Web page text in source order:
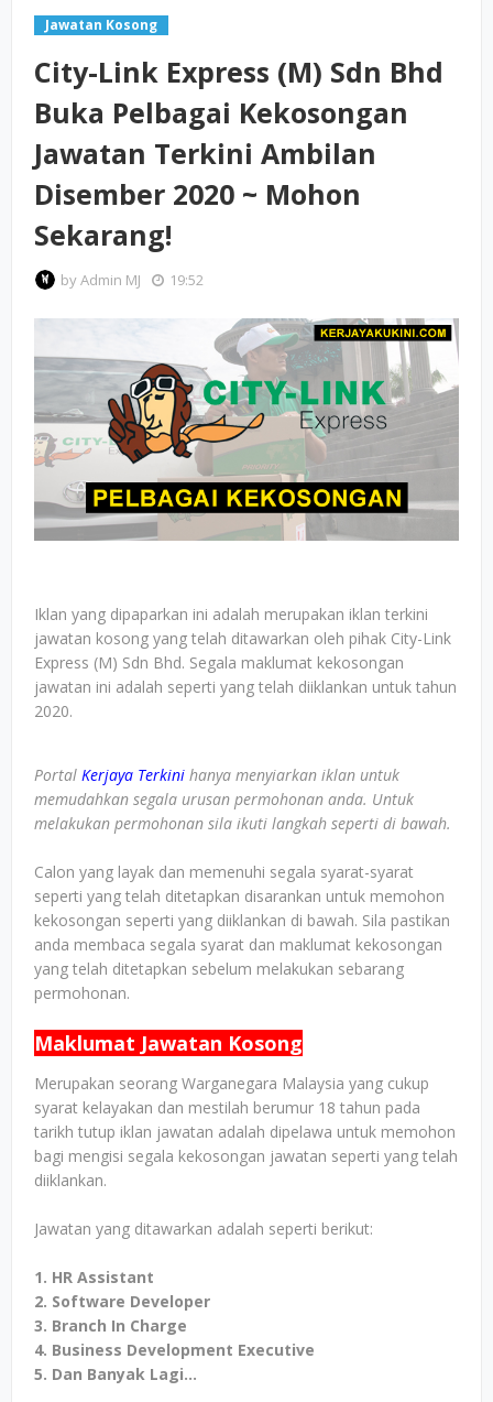
Jawatan Kosong
City-Link Express (M) Sdn Bhd
Buka Pelbagai Kekosongan
Jawatan Terkini Ambilan
Disember 2020 ~ Mohon
Sekarang!
byAdmin MJ 19:52
Iklan yang dipaparkan ini adalah merupakan iklan terkini
jawatan kosong yang telah ditawarkan oleh pihak City-Link
Express (M) Sdn Bhd. Segala maklumat kekosongan
jawatan ini adalah seperti yang telah diiklankan untuk tahun
2020.
Portal Kerjaya Terkini hanya menyiarkan iklan untuk
memudahkan segala urusan permohonan anda. Untuk
melakukan permohonan sila ikuti langkah seperti di bawah.
Calon yang layak dan memenuhi segala syarat-syarat
seperti yang telah ditetapkan disarankan untuk memohon
kekosongan seperti yang diiklankan di bawah. Sila pastikan
anda membaca segala syarat dan maklumat kekosongan
yang telah ditetapkan sebelum melakukan sebarang
permohonan.
Maklumat Jawatan Kosong
Merupakan seorang Warganegara Malaysia yang cukup
syarat kelayakan dan mestilah berumur 18 tahun pada
tarikh tutup iklan jawatan adalah dipelawa untuk memohon
bagi mengisi segala kekosongan jawatan seperti yang telah
diiklankan.
Jawatan yang ditawarkan adalah seperti berikut:
1. HR Assistant
2. Software Developer
3. Branch In Charge
4. Business Development Executive
5. Dan Banyak Lagi...